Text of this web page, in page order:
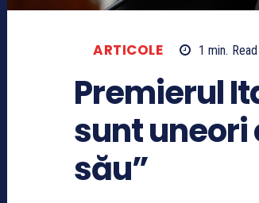
ARTICOLE 1 min. Read
Premierul
sunt
său”